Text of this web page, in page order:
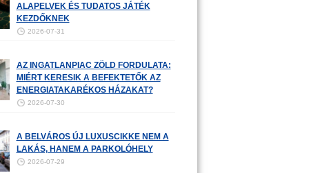
ALAPELVEK ÉS TUDATOS JÁTÉK
KEZDŐKNEK
2026-07-31
AZ INGATLANPIAC ZÖLD FORDULATA:
MIÉRT KERESIK A BEFEKTETŐK AZ
ENERGIATAKARÉKOS HÁZAKAT?
2026-07-30
A BELVÁROS ÚJ LUXUSCIKKE NEM A
LAKÁS, HANEM A PARKOLÓHELY
2026-07-29